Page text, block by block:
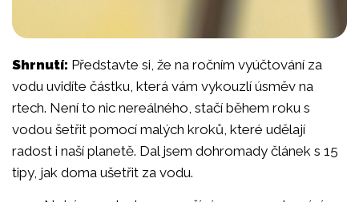
Shrnutí: Představte si, že na ročním vyúčtování za
vodu uvidíte částku, která vám vykouzlí úsměv na
rtech. Není to nic nereálného, stačí během roku s
vodou šetřit pomocí malých kroků, které udělají
radost i naší planetě. Dal jsem dohromady článek s 15
tipy, jak doma ušetřit za vodu.